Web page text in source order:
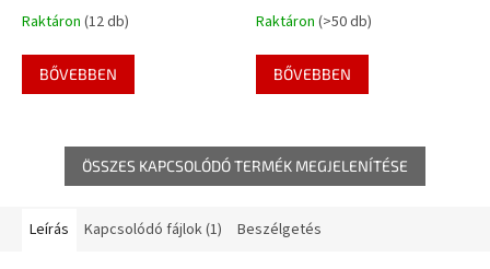
Raktáron (12 db)
BŐVEBBEN
liner, ladder and filter,
with off-axis holes
Raktáron (>50 db)
BŐVEBBEN
ÖSSZES KAPCSOLÓDÓ TERMÉK MEGJELENÍTÉSE
Leírás Kapcsolódó fájlok (1) Beszélgetés